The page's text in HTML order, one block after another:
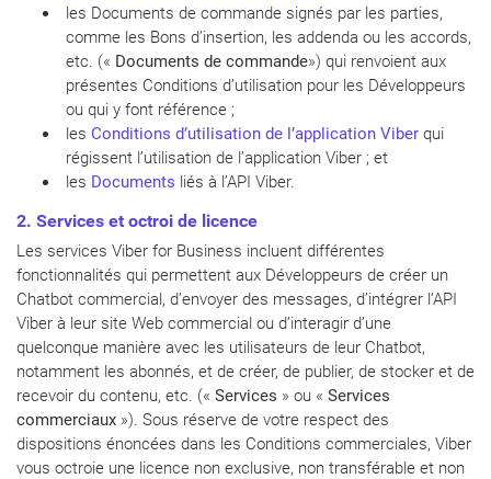
les Documents de commande signés par les parties,
comme les Bons d’insertion, les addenda ou les accords,
etc. (« Documents de commande») qui renvoient aux
présentes Conditions d’utilisation pour les Développeurs
ou qui y font référence ;
les Conditions d’utilisation de l’application Viber qui
régissent l’utilisation de l’application Viber ; et
les Documents liés à l’API Viber.
2. Services et octroi de licence
Les services Viber for Business incluent différentes
fonctionnalités qui permettent aux Développeurs de créer un
Chatbot commercial, d’envoyer des messages, d’intégrer l’API
Viber à leur site Web commercial ou d’interagir d’une
quelconque manière avec les utilisateurs de leur Chatbot,
notamment les abonnés, et de créer, de publier, de stocker et de
recevoir du contenu, etc. (« Services » ou « Services
commerciaux »). Sous réserve de votre respect des
dispositions énoncées dans les Conditions commerciales, Viber
vous octroie une licence non exclusive, non transférable et non